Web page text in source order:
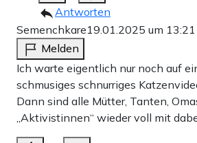
Antworten
Semenchkare19.01.2025 um
Melden
Ich warte eigentlich nur noch auf
schmusiges schnurriges
Dann sind alle Mütter, Tanten,
„Aktivistinnen“ wieder voll mit